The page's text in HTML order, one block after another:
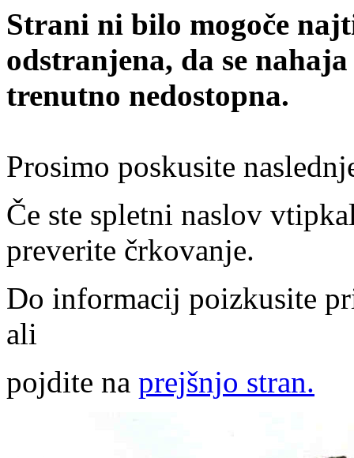
Strani ni bilo mogoče
odstranjena, da se
trenutno nedostopna.
Prosimo poskusite
Če ste spletni naslov
preverite črkovanje.
Do informacij poizkusite
ali
pojdite na prejšnjo stran.